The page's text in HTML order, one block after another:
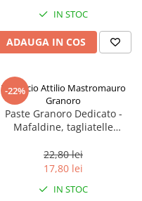
IN STOC
ADAUGA IN COS
-22%
Pastificio Attilio Mastromauro
Granoro
Paste Granoro Dedicato -
Mafaldine, tagliatelle
22,80 lei
17,80 lei
IN STOC